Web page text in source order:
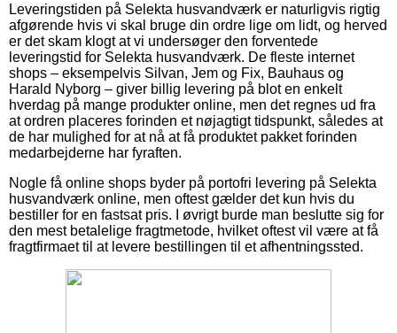
Leveringstiden på Selekta husvandværk er naturligvis rigtig
afgørende hvis vi skal bruge din ordre lige om lidt, og herved
er det skam klogt at vi undersøger den forventede
leveringstid for Selekta husvandværk. De fleste internet
shops – eksempelvis Silvan, Jem og Fix, Bauhaus og
Harald Nyborg – giver billig levering på blot en enkelt
hverdag på mange produkter online, men det regnes ud fra
at ordren placeres forinden et nøjagtigt tidspunkt, således at
de har mulighed for at nå at få produktet pakket forinden
medarbejderne har fyraften.
Nogle få online shops byder på portofri levering på Selekta
husvandværk online, men oftest gælder det kun hvis du
bestiller for en fastsat pris. I øvrigt burde man beslutte sig for
den mest betalelige fragtmetode, hvilket oftest vil være at få
fragtfirmaet til at levere bestillingen til et afhentningssted.